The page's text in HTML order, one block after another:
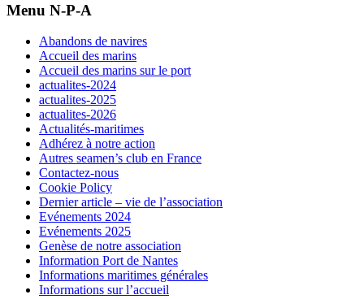
Menu N-P-A
Abandons de navires
Accueil des marins
Accueil des marins sur le port
actualites-2024
actualites-2025
actualites-2026
Actualités-maritimes
Adhérez à notre action
Autres seamen’s club en France
Contactez-nous
Cookie Policy
Dernier article – vie de l’association
Evénements 2024
Evénements 2025
Genèse de notre association
Information Port de Nantes
Informations maritimes générales
Informations sur l’accueil